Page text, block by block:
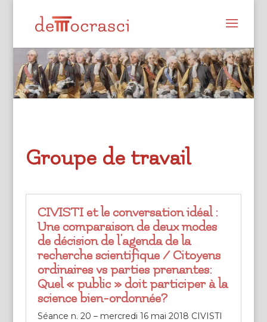
Groupe de travail
CIVISTI et le conversation idéal :
Une comparaison de deux modes
de décision de l’agenda de la
recherche scientifique / Citoyens
ordinaires vs parties prenantes:
Quel « public » doit participer à la
science bien-ordonnée?
Séance n. 20 – mercredi 16 mai 2018 CIVISTI